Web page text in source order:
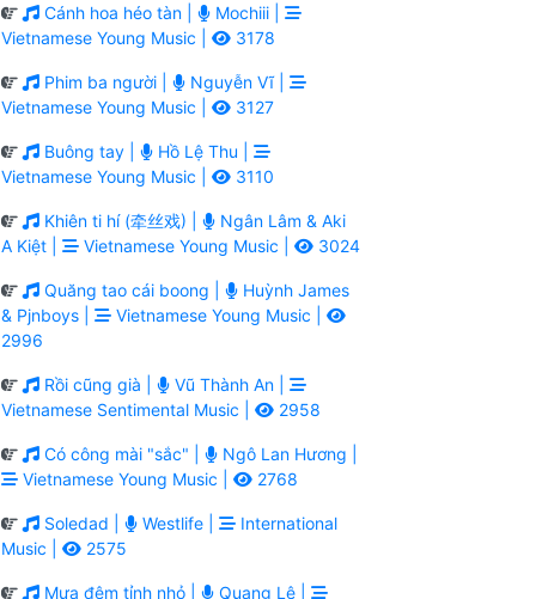
Cánh hoa héo tàn |
Mochiii |
Vietnamese Young Music |
3178
Phim ba người |
Nguyễn Vĩ |
Vietnamese Young Music |
3127
Buông tay |
Hồ Lệ Thu |
Vietnamese Young Music |
3110
Khiên ti hí (牵丝戏) |
Ngân Lâm & Aki
A Kiệt |
Vietnamese Young Music | 3024
Quăng tao cái boong |
Huỳnh James
& Pjnboys |
Vietnamese Young Music |
2996
Rồi cũng già |
Vũ Thành An |
Vietnamese Sentimental Music |
2958
Có công mài "sắc" |
Ngô Lan Hương |
Vietnamese Young Music |
2768
Soledad | Westlife |
International
Music |
2575
Mưa đêm tỉnh nhỏ | Quang Lê |